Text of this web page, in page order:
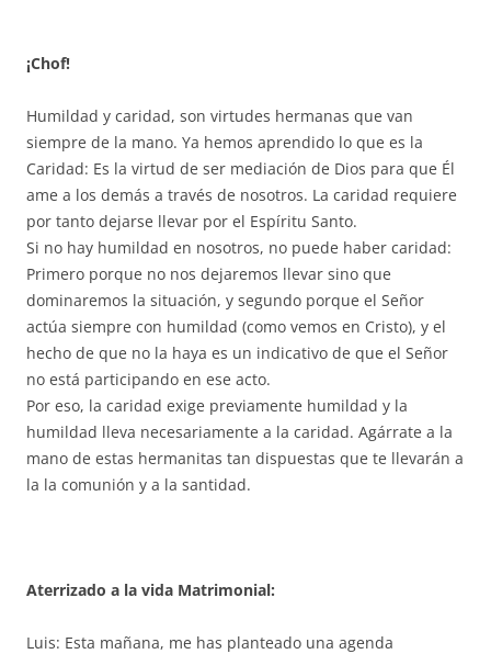
¡Chof!
Humildad y caridad, son virtudes hermanas que van
siempre de la mano. Ya hemos aprendido lo que es la
Caridad: Es la virtud de ser mediación de Dios para que Él
ame a los demás a través de nosotros. La caridad requiere
por tanto dejarse llevar por el Espíritu Santo.
Si no hay humildad en nosotros, no puede haber caridad:
Primero porque no nos dejaremos llevar sino que
dominaremos la situación, y segundo porque el Señor
actúa siempre con humildad (como vemos en Cristo), y el
hecho de que no la haya es un indicativo de que el Señor
no está participando en ese acto.
Por eso, la caridad exige previamente humildad y la
humildad lleva necesariamente a la caridad. Agárrate a la
mano de estas hermanitas tan dispuestas que te llevarán a
la la comunión y a la santidad.
Aterrizado a la vida Matrimonial:
Luis: Esta mañana, me has planteado una agenda